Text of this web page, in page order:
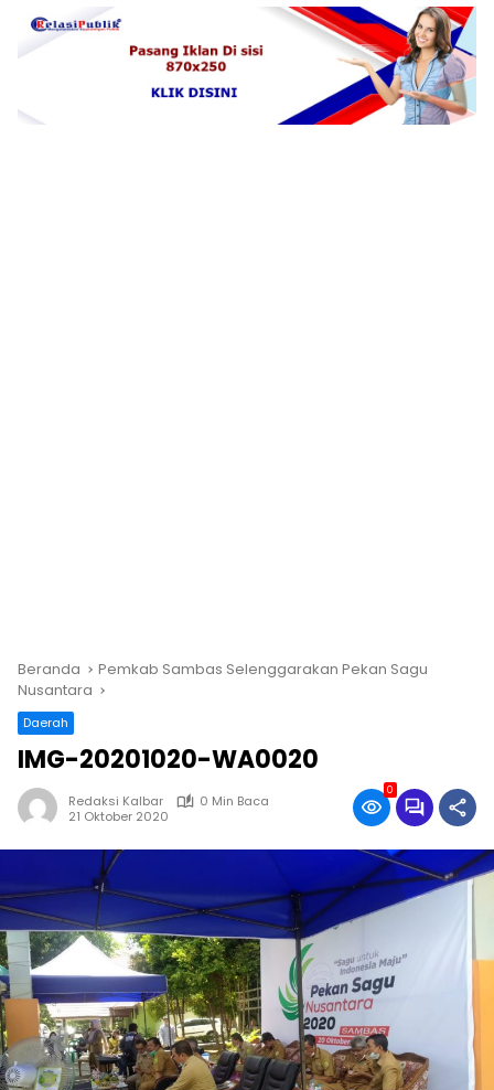
Beranda
Pemkab Sambas Selenggarakan Pekan Sagu
Nusantara
Daerah
IMG-20201020-WA0020
Redaksi Kalbar
0 Min Baca
21 Oktober 2020
0